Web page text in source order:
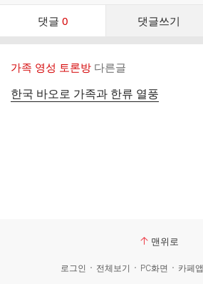
댓글 0 댓글쓰기
댓
가족 영성 토론방 다른글
한국 바오로 가족과 한류 열풍
맨위로
로그인 전체보기 PC화면 카페앱